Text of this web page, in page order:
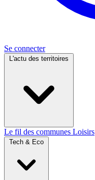
Se connecter
L'actu des territoires
Le fil des communes Loisirs
Tech & Eco